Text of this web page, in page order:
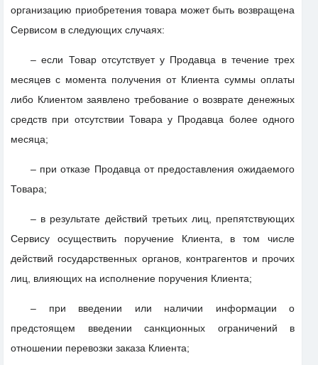
организацию приобретения товара может быть возвращена
Сервисом в следующих случаях:
– если Товар отсутствует у Продавца в течение трех
месяцев с момента получения от Клиента суммы оплаты
либо Клиентом заявлено требование о возврате денежных
средств при отсутствии Товара у Продавца более одного
месяца;
– при отказе Продавца от предоставления ожидаемого
Товара;
– в результате действий третьих лиц, препятствующих
Сервису осуществить поручение Клиента, в том числе
действий государственных органов, контрагентов и прочих
лиц, влияющих на исполнение поручения Клиента;
– при введении или наличии информации о
предстоящем введении санкционных ограничений в
отношении перевозки заказа Клиента;